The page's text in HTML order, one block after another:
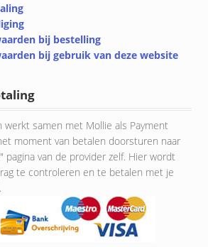
bij bestelling
bij gebruik van deze website
werkt samen met Mollie als Payment
moment van betalen doorsturen naar
pagina van de provider zelf. Hier wordt
te controleren en te betalen met je